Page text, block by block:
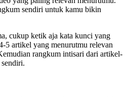
sendiri untuk kamu bikin
cukup ketik aja kata kunci yang
5 artikel yang menurutmu relevan
rangkum intisari dari artikel-